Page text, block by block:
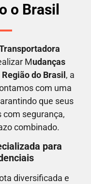
o Brasil
Mudanças
do Brasil , a
com uma
que seus
segurança,
combinado.
para
diversificada e